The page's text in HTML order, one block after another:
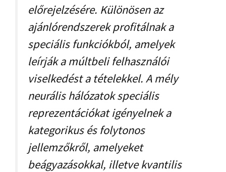
előrejelzésére. Különösen az
ajánlórendszerek profitálnak a
speciális funkciókból, amelyek
leírják a múltbeli felhasználói
viselkedést a tételekkel. A mély
neurális hálózatok speciális
reprezentációkat igényelnek a
kategorikus és folytonos
jellemzőkről, amelyeket
beágyazásokkal, illetve kvantilis